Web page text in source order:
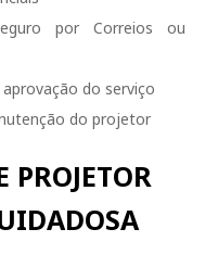
por Correios ou
do serviço
do projetor